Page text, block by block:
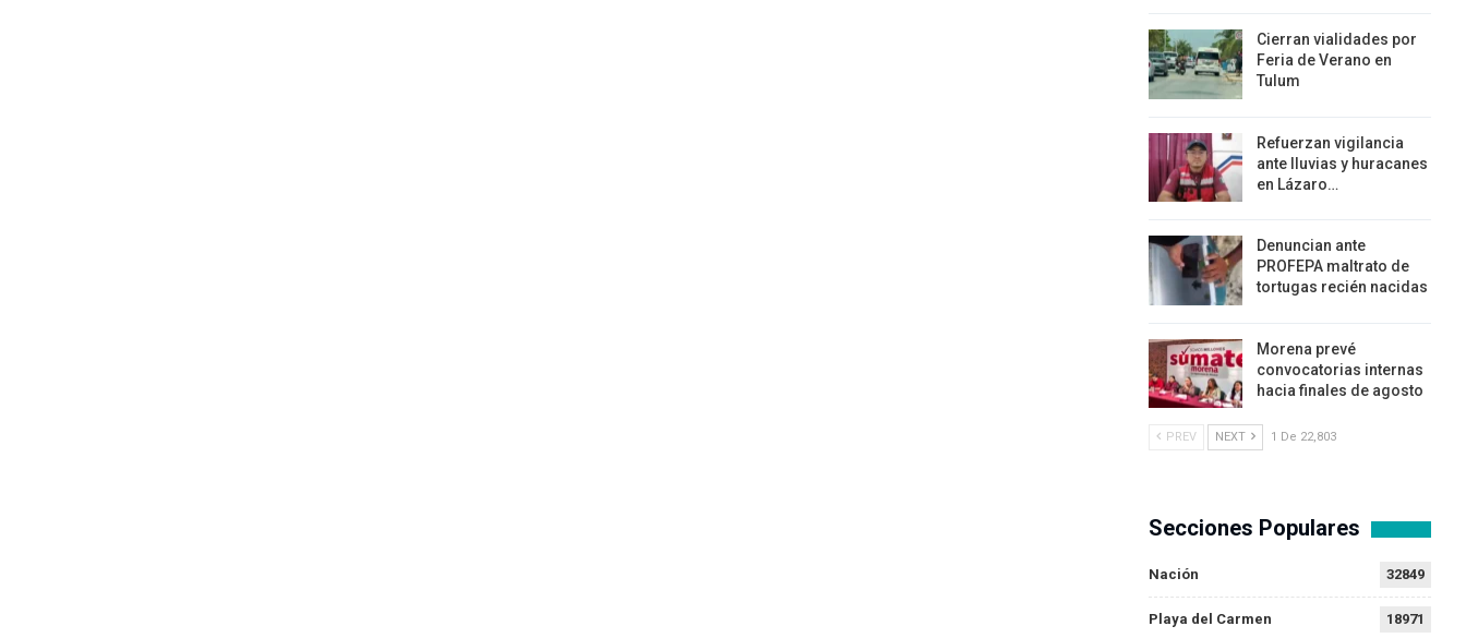
Cierran vialidades por
Feria de Verano en
Tulum
Refuerzan vigilancia
ante lluvias y huracanes
en Lázaro…
Denuncian ante
PROFEPA maltrato de
tortugas recién nacidas
Morena prevé
convocatorias internas
hacia finales de agosto
PREV NEXT 1 De 22,803
Secciones Populares
Nación 32849
Playa del Carmen 18971